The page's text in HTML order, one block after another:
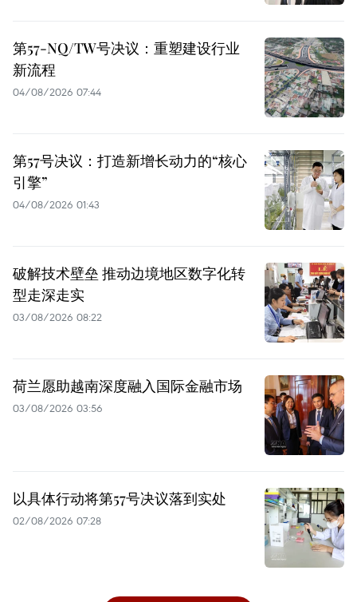
第57-NQ/TW号决议：重塑建设行业
新流程
04/08/2026 07:44
第57号决议：打造新增长动力的“核心
引擎”
04/08/2026 01:43
破解技术壁垒 推动边境地区数字化转
型走深走实
03/08/2026 08:22
荷兰愿助越南深度融入国际金融市场
03/08/2026 03:56
以具体行动将第57号决议落到实处
02/08/2026 07:28